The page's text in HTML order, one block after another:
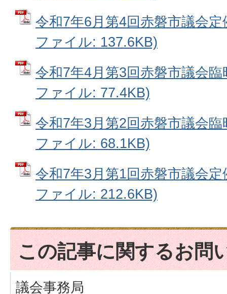
令和7年6月第4回赤磐市議会
ファイル: 137.6KB)
令和7年4月第3回赤磐市議会
ファイル: 77.4KB)
令和7年3月第2回赤磐市議会
ファイル: 68.1KB)
令和7年3月第1回赤磐市議会
ファイル: 212.6KB)
この記事に関するお問
議会事務局